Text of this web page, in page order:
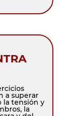
a superar
la tensión y
la